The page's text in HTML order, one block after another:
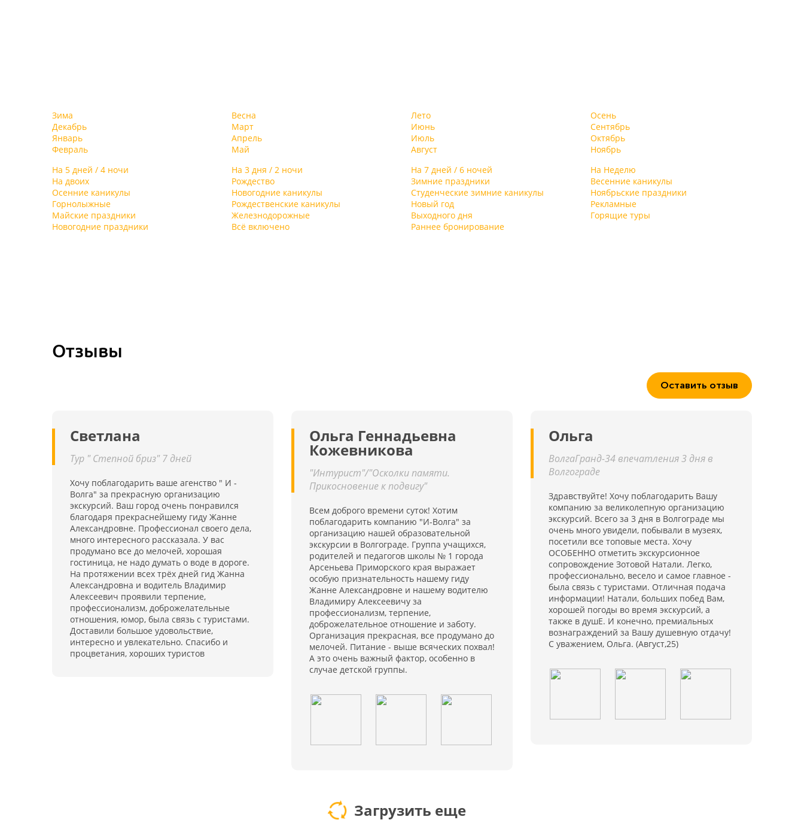
Зима
Декабрь
Январь
Февраль
Весна
Март
Апрель
Май
Лето
Июнь
Июль
Август
Осень
Сентябрь
Октябрь
Ноябрь
На 5 дней / 4 ночи
На 3 дня / 2 ночи На 7 дней / 6 ночей
На Неделю
На двоих
Рождество Зимние праздники
Весенние каникулы
Осенние каникулы
Новогодние каникулы Студенческие зимние каникулы
Ноябрьские праздники
Горнолыжные
Рождественские каникулы Новый год
Рекламные
Майские праздники
Железнодорожные Выходного дня
Горящие туры
Новогодние праздники
Всё включено Раннее бронирование
Отзывы
Оставить отзыв
Светлана
Тур " Степной бриз" 7 дней
Хочу поблагодарить ваше агенство " И -
Волга" за прекрасную организацию
экскурсий. Ваш город очень понравился
благодаря прекраснейшему гиду Жанне
Александровне. Профессионал своего дела,
много интересного рассказала. У вас
продумано все до мелочей, хорошая
гостиница, не надо думать о воде в дороге.
На протяжении всех трёх дней гид Жанна
Александровна и водитель Владимир
Алексеевич проявили терпение,
профессионализм, доброжелательные
отношения, юмор, была связь с туристами.
Доставили большое удовольствие,
интересно и увлекательно. Спасибо и
процветания, хороших туристов
Ольга Геннадьевна
Кожевникова
"Интурист"/"Осколки памяти.
Прикосновение к подвигу"
Всем доброго времени суток! Хотим
поблагодарить компанию "И-Волга" за
организацию нашей образовательной
экскурсии в Волгограде. Группа учащихся,
родителей и педагогов школы № 1 города
Арсеньева Приморского края выражает
особую признательность нашему гиду
Жанне Александровне и нашему водителю
Владимиру Алексеевичу за
профессионализм, терпение,
доброжелательное отношение и заботу.
Организация прекрасная, все продумано до
мелочей. Питание - выше всяческих похвал!
А это очень важный фактор, особенно в
случае детской группы.
Ольга
ВолгаГранд-34 впечатления 3 дня в
Волгограде
Здравствуйте! Хочу поблагодарить Вашу
компанию за великолепную организацию
экскурсий. Всего за 3 дня в Волгограде мы
очень много увидели, побывали в музеях,
посетили все топовые места. Хочу
ОСОБЕННО отметить экскурсионное
сопровождение Зотовой Натали. Легко,
профессионально, весело и самое главное -
была связь с туристами. Отличная подача
информации! Натали, больших побед Вам,
хорошей погоды во время экскурсий, а
также в душЕ. И конечно, премиальных
вознаграждений за Вашу душевную отдачу!
С уважением, Ольга. (Август,25)
Загрузить еще